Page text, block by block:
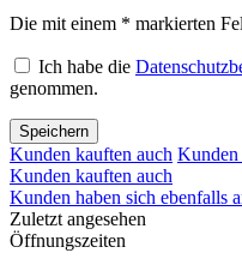
Die mit einem * markierten
Ich habe die
genommen.
Speichern
Kunden kauften auch Kunden
Kunden kauften auch
Kunden haben sich ebenfalls
Zuletzt angesehen
Öffnungszeiten